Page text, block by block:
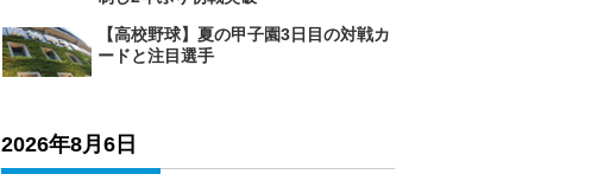
【高校野球】夏の甲子園3日目の対戦カ
ードと注目選手
2026年8月6日